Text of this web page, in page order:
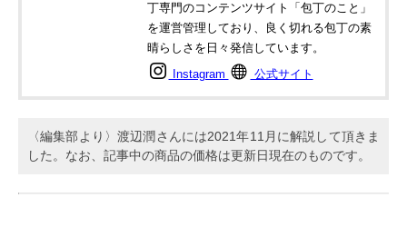
丁専門のコンテンツサイト「包丁のこと」
を運営管理しており、良く切れる包丁の素
晴らしさを日々発信しています。
Instagram 公式サイト
〈編集部より〉渡辺潤さんには2021年11月に解説して頂きま
した。なお、記事中の商品の価格は更新日現在のものです。